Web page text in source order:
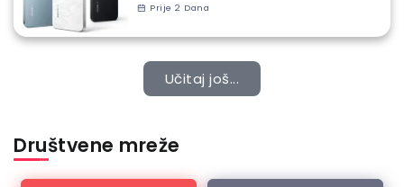
Prije 2 Dana
Učitaj još...
Društvene mreže